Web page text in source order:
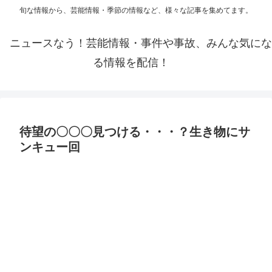
旬な情報から、芸能情報・季節の情報など、様々な記事を集めてます。
ニュースなう！芸能情報・事件や事故、みんな気にな
る情報を配信！
待望の〇〇〇見つける・・・？生き物にサ
ンキュー回